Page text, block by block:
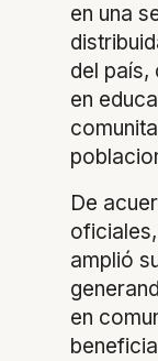
en una
del
en
De
amplió
en